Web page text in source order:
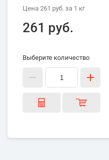
Цена 261 руб. за 1 кг
261 руб.
Выберите количество